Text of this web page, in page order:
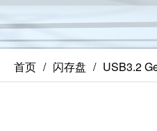
首页 闪存盘 USB3.2